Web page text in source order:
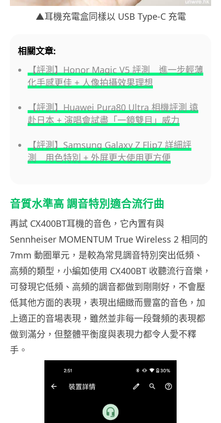
▲耳機充電盒同樣以 USB Type-C 充電
相關文章:
【評測】Honor Magic V5 評測 進一步輕薄
化手感更佳 + 人像拍攝效果理想
【評測】Huawei Pura80 Ultra 相機評測 遠
赴日本 + 演唱會試盡「一鏡雙目」威力
【評測】Samsung Galaxy Z Flip7 詳細評
測 用色特別 + 外屏更大使用更方便
音質水準高 調音特別適合流行曲
再試 CX400BT耳機的音色，它內置有與
Sennheiser MOMENTUM True Wireless 2 相同的
7mm 動圈單元，是較為常見調音特別突出低頻、
高頻的類型，小編如使用 CX400BT 收聽流行音樂，
可發現它低頻、高頻的調音都做到剛剛好，不會壓
低其他方面的表現，表現出細緻而豐富的音色，加
上適正的音場表現，雖然並非每一段聲頻的表現都
做到滿分，但整體平衡度與表現力都令人愛不釋
手。